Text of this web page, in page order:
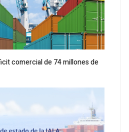
comercial de 74 millones de